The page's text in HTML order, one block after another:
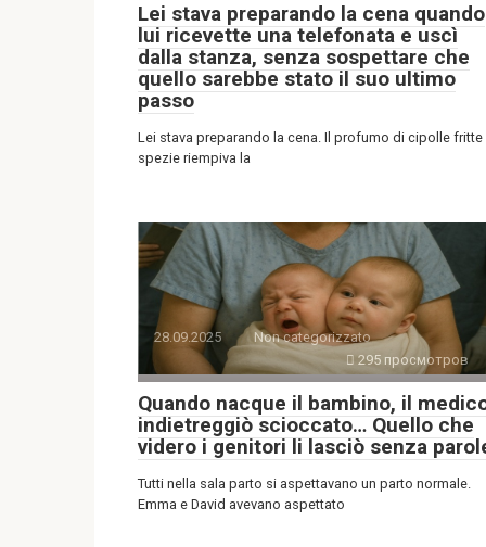
Lei stava preparando la cena quando
lui ricevette una telefonata e uscì
dalla stanza, senza sospettare che
quello sarebbe stato il suo ultimo
passo
Lei stava preparando la cena. Il profumo di cipolle fritte
spezie riempiva la
28.09.2025
Non categorizzato
295 просмотров
Quando nacque il bambino, il
indietreggiò scioccato… Quello che
videro i genitori li lasciò senza
Tutti nella sala parto si aspettavano un parto normale.
Emma e David avevano aspettato